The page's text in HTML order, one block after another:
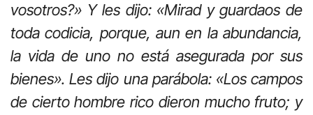
vosotros?» Y les dijo: «Mirad y guardaos de
toda codicia, porque, aun en la abundancia,
la vida de uno no está asegurada por sus
bienes». Les dijo una parábola: «Los campos
de cierto hombre rico dieron mucho fruto; y